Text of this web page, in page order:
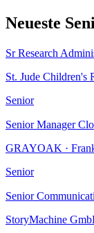
Neueste
Sr Research
St. Jude Children's
Senior
Senior Manager
GRAYOAK ·
Senior
Senior
StoryMachine